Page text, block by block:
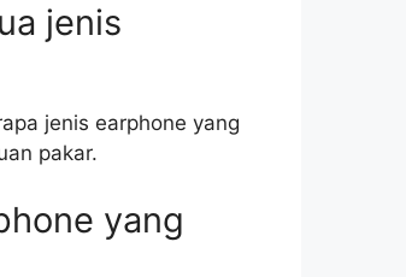
jenis
jenis earphone yang
pakar.
yang